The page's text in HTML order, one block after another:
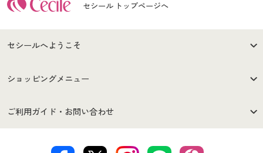
セシール トップページへ
セシールへようこそ
はじめての方へ
セシールご利用規約
ショッピングメニュー
商品カテゴリ
ご利用ガイド・お問い合わせ